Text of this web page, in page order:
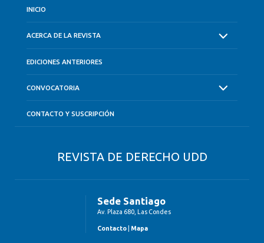
INICIO
ACERCA DE LA REVISTA
EDICIONES ANTERIORES
CONVOCATORIA
CONTACTO Y SUSCRIPCIÓN
REVISTA DE DERECHO UDD
Sede Santiago
Av. Plaza 680, Las Condes
Contacto Mapa